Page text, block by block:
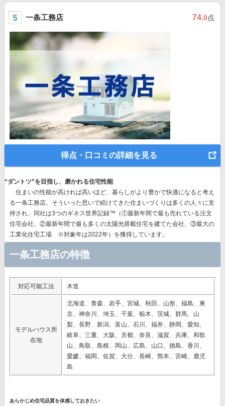
一条工務店 74.0点
得点・口コミの詳細を見る
“ダントツ”を目指し、磨かれる住宅性能
住まいの性能が高ければ高いほど、暮らしがより豊かで快適になると考え
る一条工務店。そういった思いで続けてきた住まいづくりは多くの人々に支
持され、同社は3つのギネス世界記録™（①最新年間で最も売れている注文
住宅会社、②最新年間で最も多くの太陽光搭載住宅を建てた会社、③最大の
工業化住宅工場 ※対象年は2022年）を獲得しています。
一条工務店の特徴
対応可能工法 木造
モデルハウス所
在地
北海道、青森、岩手、宮城、秋田、山形、福島、東
京、神奈川、埼玉、千葉、栃木、茨城、群馬、山
梨、長野、新潟、富山、石川、福井、静岡、愛知、
岐阜、三重、大阪、京都、奈良、滋賀、兵庫、和歌
山、鳥取、島根、岡山、広島、山口、徳島、香川、
愛媛、福岡、佐賀、大分、長崎、熊本、宮崎、鹿児
島
あらかじめ住宅品質を体感しておきたい